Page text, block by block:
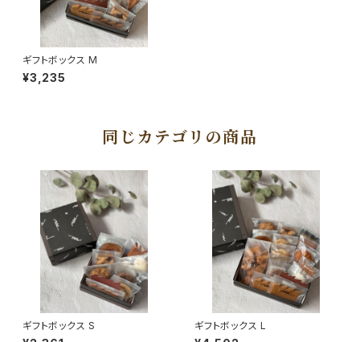
ギフトボックス M
¥3,235
同じカテゴリの商品
ギフトボックス S ギフトボックス L